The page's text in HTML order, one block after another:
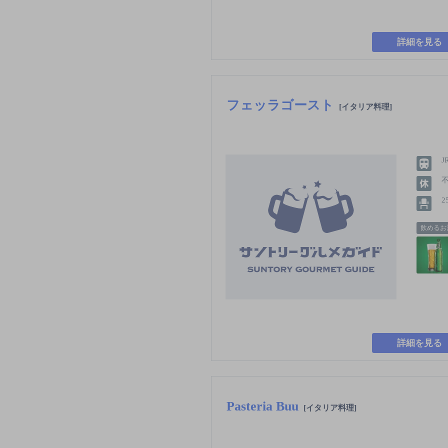
詳細を見る
フェッラゴースト [イタリア料理]
飲めるお
詳細を見る
Pasteria Buu [イタリア料理]